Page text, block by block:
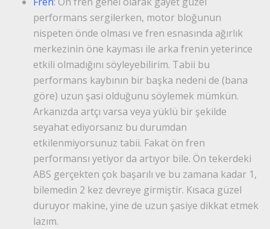
performans sergilerken, motor bloğunun
nispeten önde olması ve fren esnasında ağırlık
merkezinin öne kayması ile arka frenin yeterince
etkili olmadığını söyleyebilirim. Tabii bu
performans kaybının bir başka nedeni de (bana
göre) uzun şasi olduğunu söylemek mümkün.
Arkanızda artçı varsa veya yüklü bir şekilde
seyahat ediyorsanız bu durumdan
etkilenmiyorsunuz tabii. Fakat ön fren
performansı yetiyor da artıyor bile. Ön tekerdeki
ABS gerçekten çok başarılı ve bu zamana kadar 1,
bilemedin 2 kez devreye girmiştir. Kısaca güzel
duruyor makine, yine de uzun şasiye dikkat etmek
lazım.